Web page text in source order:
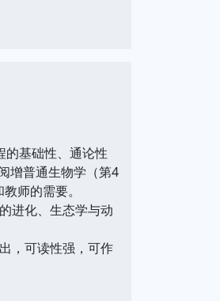
基础性、通论性
增普通生物学（第4
师的需要。
进化、生态学与动
，可读性强，可作